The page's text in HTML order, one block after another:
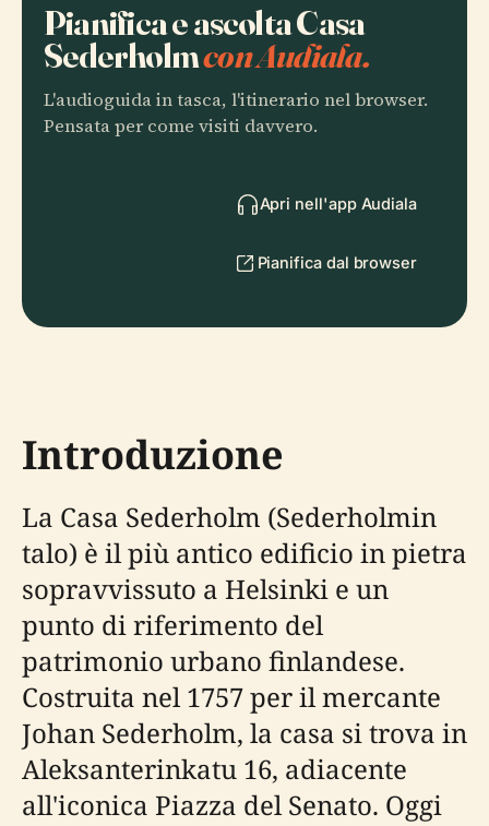
Pianifica e ascolta Casa
Sederholmcon Audiala.
L'audioguida in tasca, l'itinerario nel browser.
Pensata per come visiti davvero.
Apri nell'app Audiala
Pianifica dal browser
Introduzione
La Casa Sederholm (Sederholmin
talo) è il più antico edificio in pietra
sopravvissuto a Helsinki e un
punto di riferimento del
patrimonio urbano finlandese.
Costruita nel 1757 per il mercante
Johan Sederholm, la casa si trova in
Aleksanterinkatu 16, adiacente
all'iconica Piazza del Senato. Oggi